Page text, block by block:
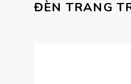
ĐÈN TRANG